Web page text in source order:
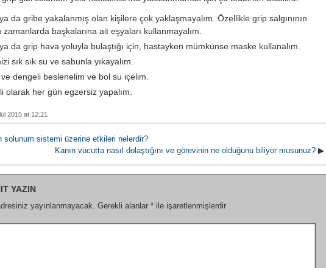
da gribe yakalanmış olan kişilere çok yaklaşmayalım. Özellikle grip salgınının
zamanlarda başkalarına ait eşyaları kullanmayalım.
da grip hava yoluyla bulaştığı için, hastayken mümkünse maske kullanalım.
sık sık su ve sabunla yıkayalım.
dengeli beslenelim ve bol su içelim.
olarak her gün egzersiz yapalım.
2015 at 12:21
solunum sistemi üzerine etkileri nelerdir?
Kanın vücutta nasıl dolaştığını ve görevinin ne olduğunu biliyor musunuz? ▶
YAZIN
yayınlanmayacak. Gerekli alanlar * ile işaretlenmişlerdir